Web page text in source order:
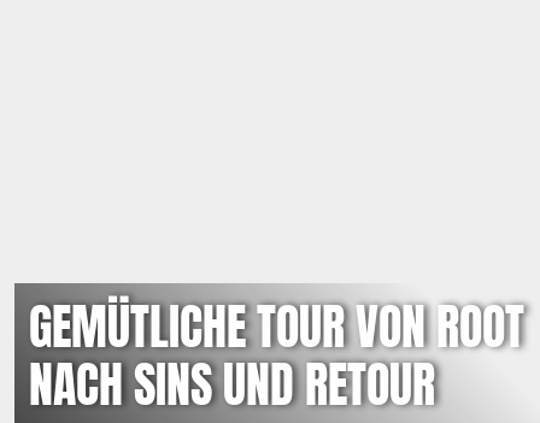
GEMÜTLICHE TOUR VON ROOT
NACH SINS UND RETOUR